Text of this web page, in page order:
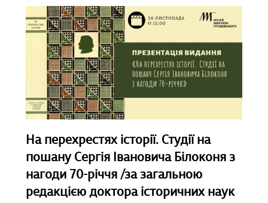
На перехрестях історії. Студії на
пошану Сергія Івановича Білоконя з
нагоди 70-річчя /за загальною
редакцією доктора історичних наук